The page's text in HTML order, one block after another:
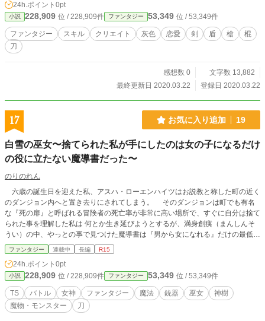
部に誕生した『ドルーガ帝国』の建国にまつわる物語。
24h.ポイント 0pt
小説 228,909 位 / 228,909件 ファンタジー 53,349 位 / 53,349件
ファンタジー スキル クリエイト 灰色 恋愛 剣 盾 槍
棍
刀
感想数 0
文字数 13,882
最終更新日 2020.03.22
登録日 2020.03.22
17 お気に入り追加 19
白雪の巫女〜捨てられた私が手にしたのは女の子になるだけ
の役に立たない魔導書だった〜
のりのれん
六歳の誕生日を迎えた私、アスハ・ローエンハイツはお説教と称した町の近く
のダンジョン内へと置き去りにされてしまう。 そのダンジョンは町でも有名
な『死の扉』と呼ばれる冒険者の死亡率が非常に高い場所で、すぐに自分は捨て
られた事を理解した私は 何とか生き延びようとするが、満身創痍（まんしんそ
うい）の中、やっとの事で見つけた魔導書は『男から女になれる』だけの最低最
弱の呪われた屑（くず）アイテムだった。 マリアと呼ばれる聖女によって、
一命を取り留めた私は彼女が住む教会で保護される事になるのだが、魔人やら国
王やらと、毎回面倒ごとが回り込んできて------------ いつの間にか世界を救う
巫女？ になっていた少年の物語です。
ファンタジー 連載中 長編 R15
24h.ポイント 0pt
小説 228,909 位 / 228,909件 ファンタジー 53,349 位 / 53,349件
TS バトル 女神 ファンタジー 魔法 銃器 巫女
神樹
魔物・モンスター
刀